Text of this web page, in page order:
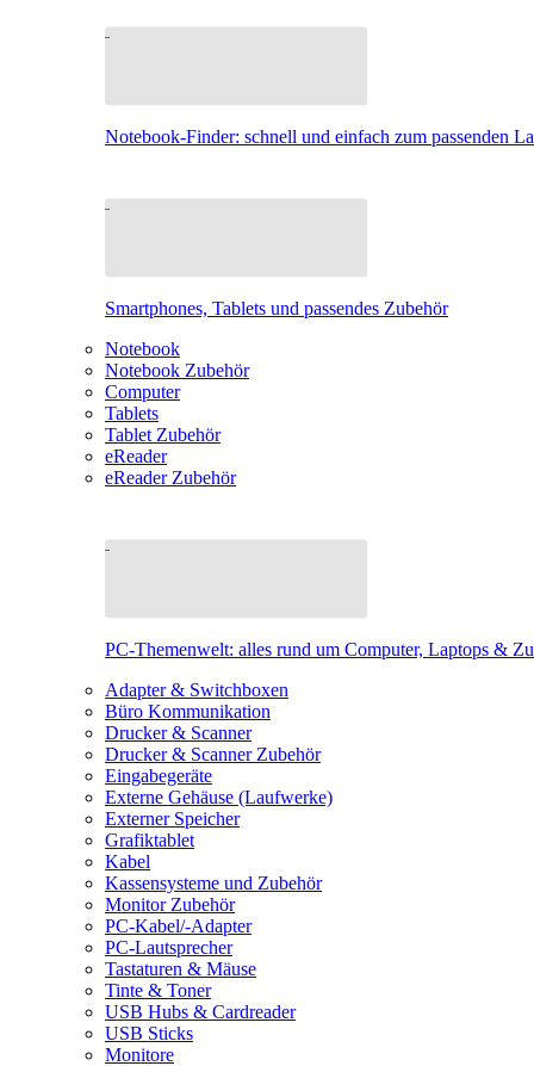
Notebook-Finder: schnell und einfach zum passenden
Smartphones, Tablets und passendes Zubehör
Notebook
Notebook Zubehör
Computer
Tablets
Tablet Zubehör
eReader
eReader Zubehör
PC-Themenwelt: alles rund um Computer, Laptops &
Adapter & Switchboxen
Büro Kommunikation
Drucker & Scanner
Drucker & Scanner Zubehör
Eingabegeräte
Externe Gehäuse (Laufwerke)
Externer Speicher
Grafiktablet
Kabel
Kassensysteme und Zubehör
Monitor Zubehör
PC-Kabel/-Adapter
PC-Lautsprecher
Tastaturen & Mäuse
Tinte & Toner
USB Hubs & Cardreader
USB Sticks
Monitore